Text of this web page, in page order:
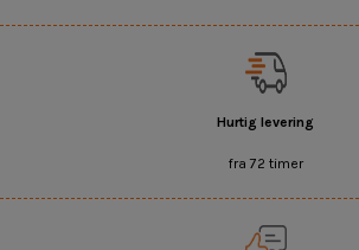
Hurtig levering
fra 72 timer